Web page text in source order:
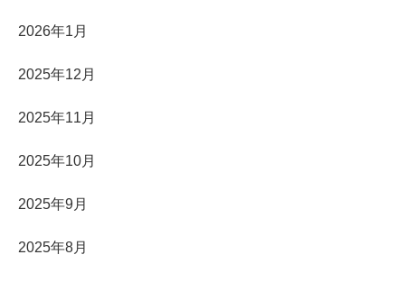
2026年1月
2025年12月
2025年11月
2025年10月
2025年9月
2025年8月